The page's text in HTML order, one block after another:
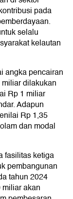
pada
selalu
kelautan
angka pencairan
dilakukan
Rp 1 miliar
Adapun
Rp 1,35
dan modal
fasilitas ketiga
pembangunan
tahun 2024
akan